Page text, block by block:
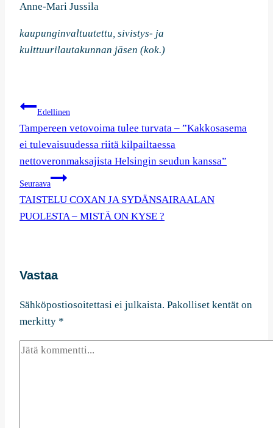
Anne-Mari Jussila
kaupunginvaltuutettu, sivistys- ja
kulttuurilautakunnan jäsen (kok.)
Artikkelien
selaus
Edellinen
Tampereen vetovoima tulee turvata – ”Kakkosasema
ei tulevaisuudessa riitä kilpailtaessa
nettoveronmaksajista Helsingin seudun kanssa”
Seuraava
TAISTELU COXAN JA SYDÄNSAIRAALAN
PUOLESTA – MISTÄ ON KYSE ?
Vastaa
Sähköpostiosoitettasi ei julkaista. Pakolliset kentät on
merkitty *